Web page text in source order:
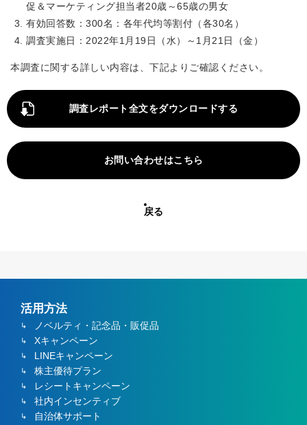
促＆マーケティング担当者20歳～65歳の男女
有効回答数：300名：各年代均等割付（各30名）
調査実施日：2022年1月19日（水）～1月21日（金）
本調査に関する詳しい内容は、下記よりご確認ください。
調査レポート全文をダウンロードする
お問い合わせはこちら
戻る
活用方法
ノベルティ・記念品・販促品
Xキャンペーン
LINEキャンペーン
株主優待プラン
レシートキャンペーン
社内インセンティブ
自治体サポート